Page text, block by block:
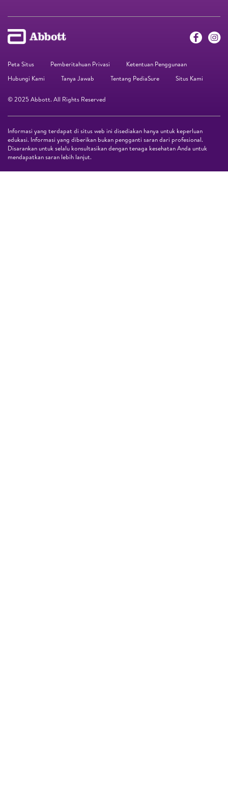
Peta Situs Pemberitahuan Privasi
Ketentuan Penggunaan
Hubungi Kami
Tanya Jawab Tentang PediaSure Situs Kami
© 2025 Abbott. All Rights Reserved
Informasi yang terdapat di situs web ini disediakan hanya untuk keperluan
edukasi. Informasi yang diberikan bukan pengganti saran dari profesional.
Disarankan untuk selalu konsultasikan dengan tenaga kesehatan Anda untuk
mendapatkan saran lebih lanjut.